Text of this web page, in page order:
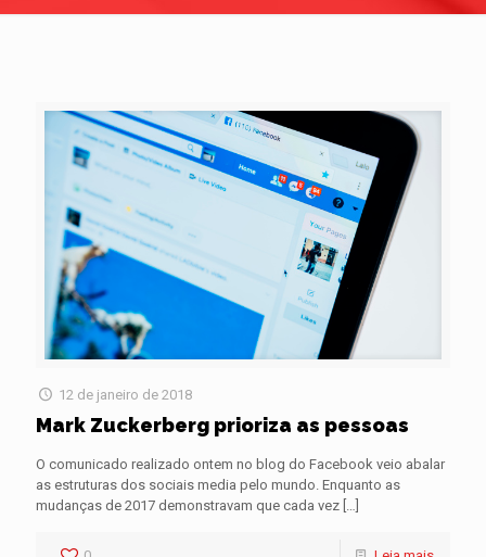
12 de janeiro de 2018
Mark Zuckerberg prioriza as pessoas
O comunicado realizado ontem no blog do Facebook veio abalar
as estruturas dos sociais media pelo mundo. Enquanto as
mudanças de 2017 demonstravam que cada vez […]